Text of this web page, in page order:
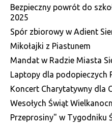
Bezpieczny powrót do
2025
Spór zbiorowy w Adient
Mikołajki z Piastunem
Mandat w Radzie Miasta
Laptopy dla podopieczych
Koncert Charytatywny dla
Wesołych Świąt
Przeprosiny" w Tygodniku